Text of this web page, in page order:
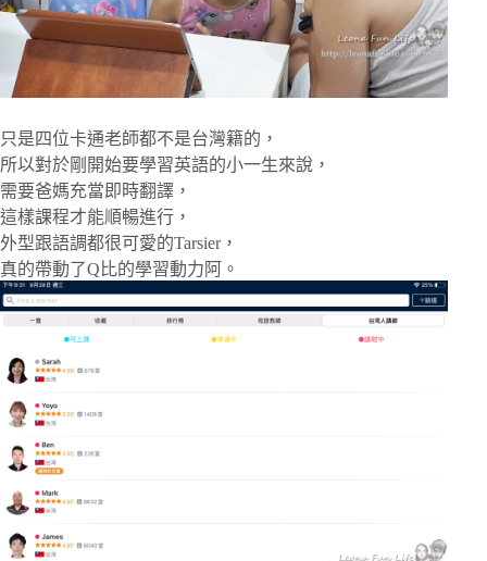
只是四位卡通老師都不是台灣籍的，
所以對於剛開始要學習英語的小一生來說，
需要爸媽充當即時翻譯，
這樣課程才能順暢進行，
外型跟語調都很可愛的Tarsier，
真的帶動了Q比的學習動力阿。